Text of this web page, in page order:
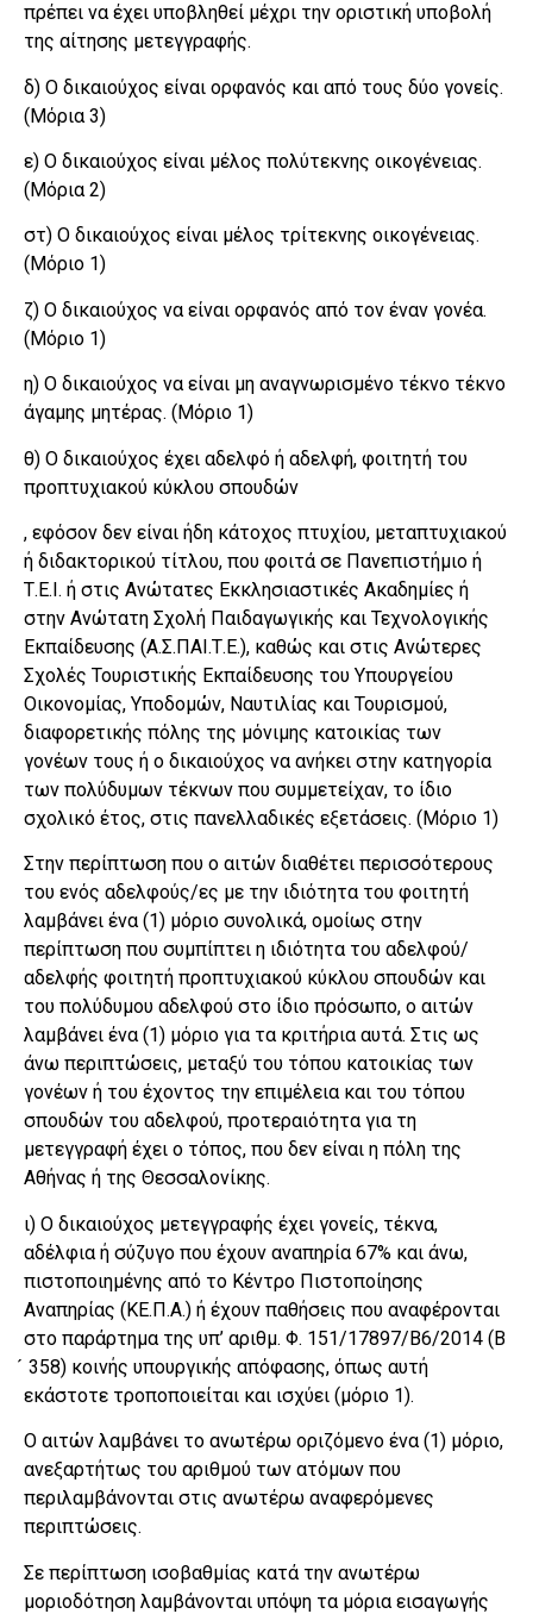
πρέπει να έχει υποβληθεί μέχρι την οριστική υποβολή
της αίτησης μετεγγραφής.
δ) Ο δικαιούχος είναι ορφανός και από τους δύο γονείς.
(Μόρια 3)
ε) Ο δικαιούχος είναι μέλος πολύτεκνης οικογένειας.
(Μόρια 2)
στ) Ο δικαιούχος είναι μέλος τρίτεκνης οικογένειας.
(Μόριο 1)
ζ) Ο δικαιούχος να είναι ορφανός από τον έναν γονέα.
(Μόριο 1)
η) Ο δικαιούχος να είναι μη αναγνωρισμένο τέκνο τέκνο
άγαμης μητέρας. (Μόριο 1)
θ) Ο δικαιούχος έχει αδελφό ή αδελφή, φοιτητή του
προπτυχιακού κύκλου σπουδών
, εφόσον δεν είναι ήδη κάτοχος πτυχίου, μεταπτυχιακού
ή διδακτορικού τίτλου, που φοιτά σε Πανεπιστήμιο ή
Τ.Ε.Ι. ή στις Ανώτατες Εκκλησιαστικές Ακαδημίες ή
στην Ανώτατη Σχολή Παιδαγωγικής και Τεχνολογικής
Εκπαίδευσης (Α.Σ.ΠΑΙ.Τ.Ε.), καθώς και στις Ανώτερες
Σχολές Τουριστικής Εκπαίδευσης του Υπουργείου
Οικονομίας, Υποδομών, Ναυτιλίας και Τουρισμού,
διαφορετικής πόλης της μόνιμης κατοικίας των
γονέων τους ή ο δικαιούχος να ανήκει στην κατηγορία
των πολύδυμων τέκνων που συμμετείχαν, το ίδιο
σχολικό έτος, στις πανελλαδικές εξετάσεις. (Μόριο 1)
Στην περίπτωση που ο αιτών διαθέτει περισσότερους
του ενός αδελφούς/ες με την ιδιότητα του φοιτητή
λαμβάνει ένα (1) μόριο συνολικά, ομοίως στην
περίπτωση που συμπίπτει η ιδιότητα του αδελφού/
αδελφής φοιτητή προπτυχιακού κύκλου σπουδών και
του πολύδυμου αδελφού στο ίδιο πρόσωπο, ο αιτών
λαμβάνει ένα (1) μόριο για τα κριτήρια αυτά. Στις ως
άνω περιπτώσεις, μεταξύ του τόπου κατοικίας των
γονέων ή του έχοντος την επιμέλεια και του τόπου
σπουδών του αδελφού, προτεραιότητα για τη
μετεγγραφή έχει ο τόπος, που δεν είναι η πόλη της
Αθήνας ή της Θεσσαλονίκης.
ι) Ο δικαιούχος μετεγγραφής έχει γονείς, τέκνα,
αδέλφια ή σύζυγο που έχουν αναπηρία 67% και άνω,
πιστοποιημένης από το Κέντρο Πιστοποίησης
Αναπηρίας (ΚΕ.Π.Α.) ή έχουν παθήσεις που αναφέρονται
στο παράρτημα της υπ’ αριθμ. Φ. 151/17897/Β6/2014 (Β
́ 358) κοινής υπουργικής απόφασης, όπως αυτή
εκάστοτε τροποποιείται και ισχύει (μόριο 1).
Ο αιτών λαμβάνει το ανωτέρω οριζόμενο ένα (1) μόριο,
ανεξαρτήτως του αριθμού των ατόμων που
περιλαμβάνονται στις ανωτέρω αναφερόμενες
περιπτώσεις.
Σε περίπτωση ισοβαθμίας κατά την ανωτέρω
μοριοδότηση λαμβάνονται υπόψη τα μόρια εισαγωγής